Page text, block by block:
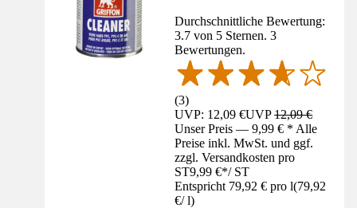
Durchschnittliche Bewertung:
3.7 von 5 Sternen. 3
Bewertungen.
(3)
UVP: 12,09 €UVP12,09 €
Unser Preis — 9,99 € * Alle
Preise inkl. MwSt. und ggf.
zzgl. Versandkosten pro
ST9,99 €*/ ST
Entspricht 79,92 € pro l(79,92
€/ l)